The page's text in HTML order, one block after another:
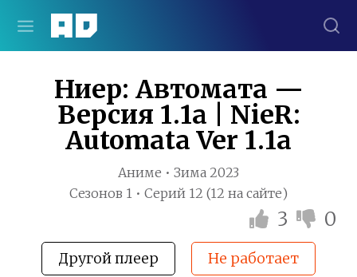
Ниер: Автомата —
Версия 1.1а | NieR:
Automata Ver 1.1a
Аниме • Зима 2023
Сезонов 1 • Серий 12 (12 на сайте)
3 0
Другой плеер Не работает